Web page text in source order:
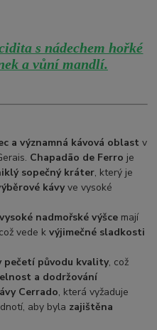
s nádechem hořké
a vůní mandlí.
a významná kávová oblast v
Chapadão de Ferro je
sopečný kráter, který je
kávyve vysoké
vysoké nadmořské výšce mají
vede kvýjimečné sladkosti
pečetí původu kvality, což
a dodržování
Cerrado, která vyžaduje
aby byla zajištěna